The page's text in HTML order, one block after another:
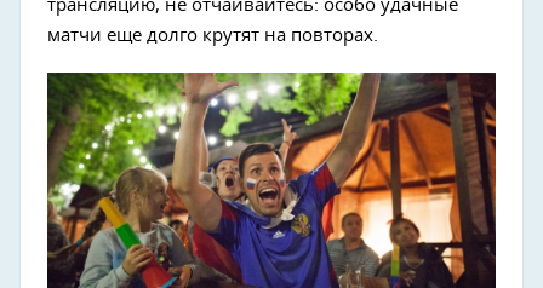
трансляцию, не отчаивайтесь: особо удачные
матчи еще долго крутят на повторах.